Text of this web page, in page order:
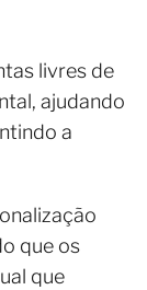
livres de
ajudando
a
que os
que